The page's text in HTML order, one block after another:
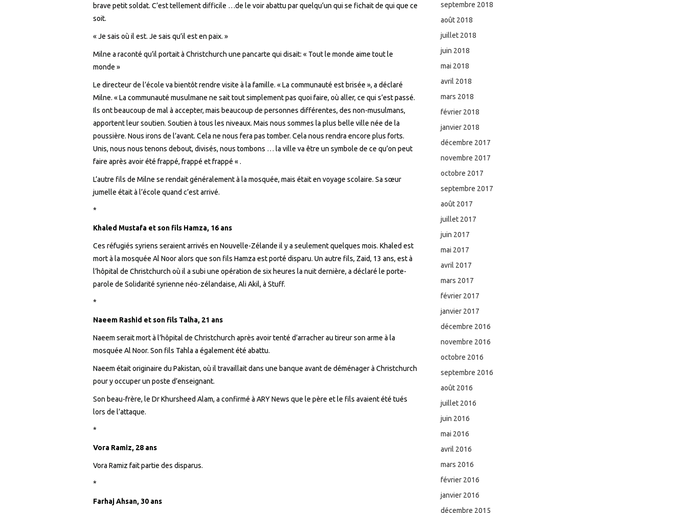
brave petit soldat. C’est tellement difficile …de le voir abattu par quelqu’un qui se fichait de qui que ce
soit.
« Je sais où il est. Je sais qu’il est en paix. »
Milne a raconté qu’il portait à Christchurch une pancarte qui disait: « Tout le monde aime tout le
monde »
Le directeur de l’école va bientôt rendre visite à la famille. « La communauté est brisée », a déclaré
Milne. « La communauté musulmane ne sait tout simplement pas quoi faire, où aller, ce qui s’est passé.
Ils ont beaucoup de mal à accepter, mais beaucoup de personnes différentes, des non-musulmans,
apportent leur soutien. Soutien à tous les niveaux. Mais nous sommes la plus belle ville née de la
poussière. Nous irons de l’avant. Cela ne nous fera pas tomber. Cela nous rendra encore plus forts.
Unis, nous nous tenons debout, divisés, nous tombons … la ville va être un symbole de ce qu’on peut
faire après avoir été frappé, frappé etfrappé « .
L’autre fils de Milne se rendait généralement à la mosquée, mais était en voyage scolaire. Sa sœur
jumelle était à l’école quand c’est arrivé.
*
Khaled Mustafa et son fils Hamza, 16 ans
Ces réfugiés syriens seraient arrivés en Nouvelle-Zélande il y a seulementquelques mois. Khaled est
mort à la mosquée Al Noor alors que son fils Hamza est porté disparu. Un autre fils, Zaid, 13 ans, est à
l’hôpital de Christchurch où il a subi une opération de six heures la nuit dernière, a déclaré le porte-
parole de Solidarité syrienne néo-zélandaise, Ali Akil, à Stuff.
*
Naeem Rashid et son fils Talha, 21 ans
Naeem serait mort à l’hôpital de Christchurch après avoir tenté d’arracher au tireurson arme à la
mosquée Al Noor. Son fils Tahla a également été abattu.
Naeem était originaire du Pakistan, où il travaillait dans une banque avant de déménager à Christchurch
pour y occuper un poste d’enseignant.
Son beau-frère, le Dr Khursheed Alam, a confirmé à ARY News que le père et le fils avaient été tués
lors de l’attaque.
*
Vora Ramiz, 28 ans
Vora Ramiz fait partie des disparus.
*
Farhaj Ahsan, 30 ans
septembre 2018
août 2018
juillet 2018
juin 2018
mai 2018
avril 2018
mars 2018
février 2018
janvier 2018
décembre 2017
novembre 2017
octobre 2017
septembre 2017
août 2017
juillet 2017
juin 2017
mai 2017
avril 2017
mars 2017
février 2017
janvier 2017
décembre 2016
novembre 2016
octobre 2016
septembre 2016
août 2016
juillet 2016
juin 2016
mai 2016
avril 2016
mars 2016
février 2016
janvier 2016
décembre 2015